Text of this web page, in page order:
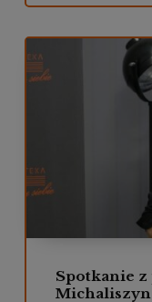
Spotkanie
Michaliszyn